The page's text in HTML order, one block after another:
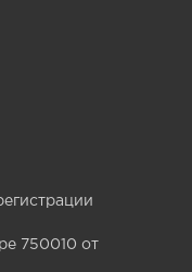
750010 от